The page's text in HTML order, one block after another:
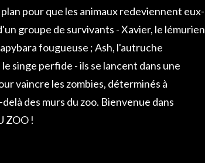
pour que les animaux redeviennent eux-
groupe de survivants - Xavier, le lémurien
fougueuse ; Ash, l'autruche
singe perfide - ils se lancent dans une
vaincre les zombies, déterminés à
des murs du zoo. Bienvenue dans
ZOO !